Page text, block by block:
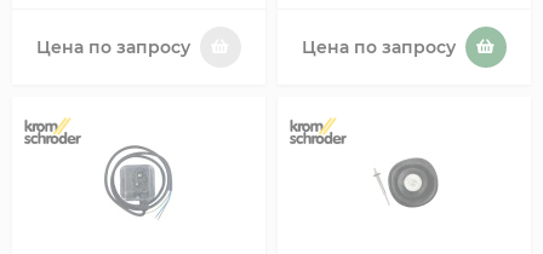
Цена по запросу Цена по запросу